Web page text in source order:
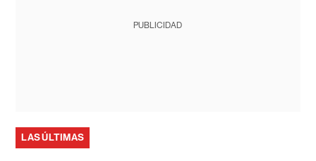
PUBLICIDAD
LAS ÚLTIMAS